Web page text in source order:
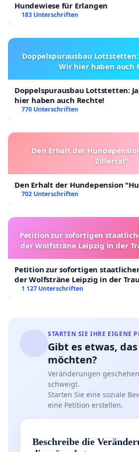
Hundewiese für Erlangen
183 Unterschriften
Doppelspurausbau Lottstetten:
Wir hier haben auch
Doppelspurausbau Lottstetten:
hier haben auch Rechte!
770 Unterschriften
Den Erhalt der
Zillertal"
Den Erhalt der Hundepension
702 Unterschriften
Petition zur sofortigen
der Wolfsträne Leipzig in der
Petition zur sofortigen
der Wolfsträne Leipzig in der
1 127 Unterschriften
STARTEN SIE IHRE EIGENE
Gibt es etwas,
möchten?
Veränderungen
schweigt.
Starten Sie eine soziale
eine Petition erstellen.
Beschreibe die